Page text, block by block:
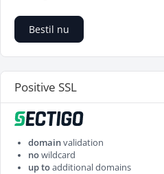
Bestil nu
Positive SSL
domainvalidation
nowildcard
up toadditional domains